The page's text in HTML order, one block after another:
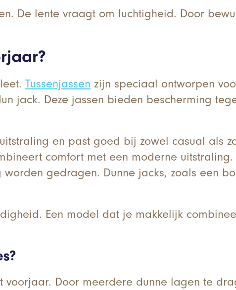
De lente vraagt om luchtigheid. Door
Tussenjassen zijn speciaal ontworpen
jack. Deze jassen bieden bescherming
en past goed bij zowel casual als
comfort met een moderne
gedragen. Dunne jacks, zoals een
Een model dat je makkelijk
Door meerdere dunne lagen te